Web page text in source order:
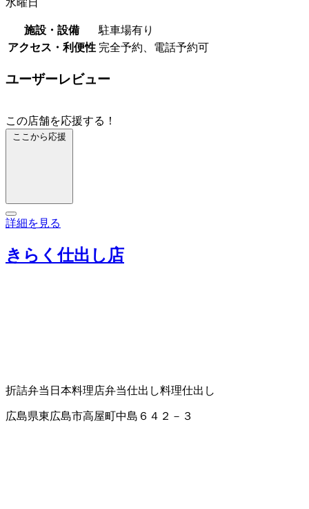
水曜日
施設・設備
駐車場有り
アクセス・利便性 完全予約、電話予約可
ユーザーレビュー
この店舗を応援する！
ここから応援
詳細を見る
きらく仕出し店
折詰弁当 日本料理店弁当仕出し料理仕出し
広島県東広島市高屋町中島６４２－３